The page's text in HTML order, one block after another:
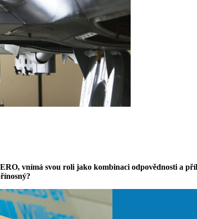
vnímá svou roli jako kombinaci odpovědnosti a